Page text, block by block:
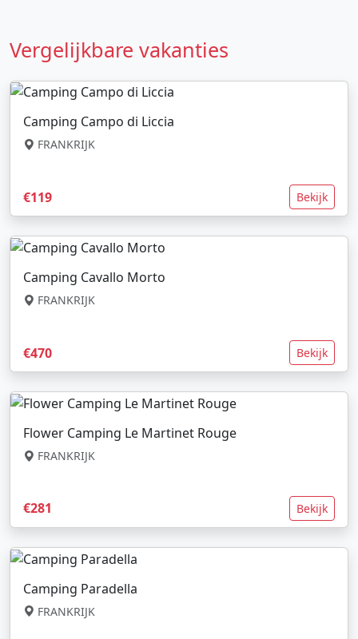
Vergelijkbare vakanties
Camping Campo di Liccia
FRANKRIJK
€119 Bekijk
Camping Cavallo Morto
FRANKRIJK
€470 Bekijk
Flower Camping Le Martinet Rouge
FRANKRIJK
€281 Bekijk
Camping Paradella
FRANKRIJK